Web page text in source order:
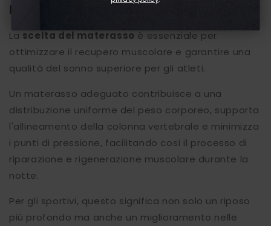
Il ruolo dei materassi nel recupero sportivo
La scelta del materasso è essenziale per
ottimizzare il recupero muscolare e garantire una
qualità del sonno superiore per gli atleti.
Un materasso adeguato contribuisce a una
distribuzione uniforme del peso corporeo, supporta
l'allineamento della colonna vertebrale e minimizza
i punti di pressione, facilitando così il processo di
riparazione e rigenerazione muscolare durante la
notte.
Per gli sportivi, questo significa non solo un riposo
più profondo ma anche un miglioramento nelle